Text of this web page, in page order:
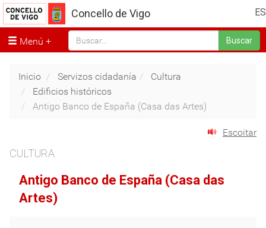
ES
Concello de Vigo
Menú Buscar
Inicio Servizos cidadanía
Cultura
Edificios históricos
Antigo Banco de España (Casa das Artes)
Escoitar
CULTURA
Antigo Banco de España (Casa das
Artes)